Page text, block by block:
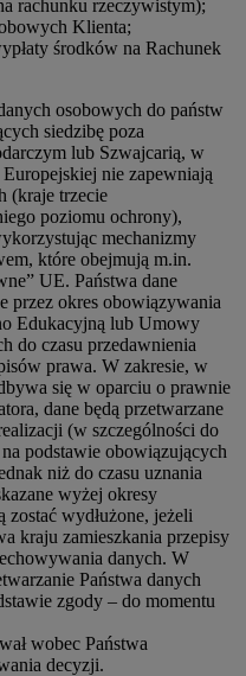
rachunku rzeczywistym);
Klienta;
środków na Rachunek
osobowych do państw
siedzibę poza
lub Szwajcarią, w
nie zapewniają
(kraje trzecie
poziomu ochrony),
mechanizmy
które obejmują m.in.
UE. Państwa dane
przez okres obowiązywania
Edukacyjną lub Umowy
do czasu przedawnienia
prawa. W zakresie, w
się w oparciu o prawnie
dane będą przetwarzane
(w szczególności do
podstawie obowiązujących
niż do czasu uznania
wyżej okresy
wydłużone, jeżeli
kraju zamieszkania przepisy
danych. W
Państwa danych
zgody – do momentu
wobec Państwa
decyzji.